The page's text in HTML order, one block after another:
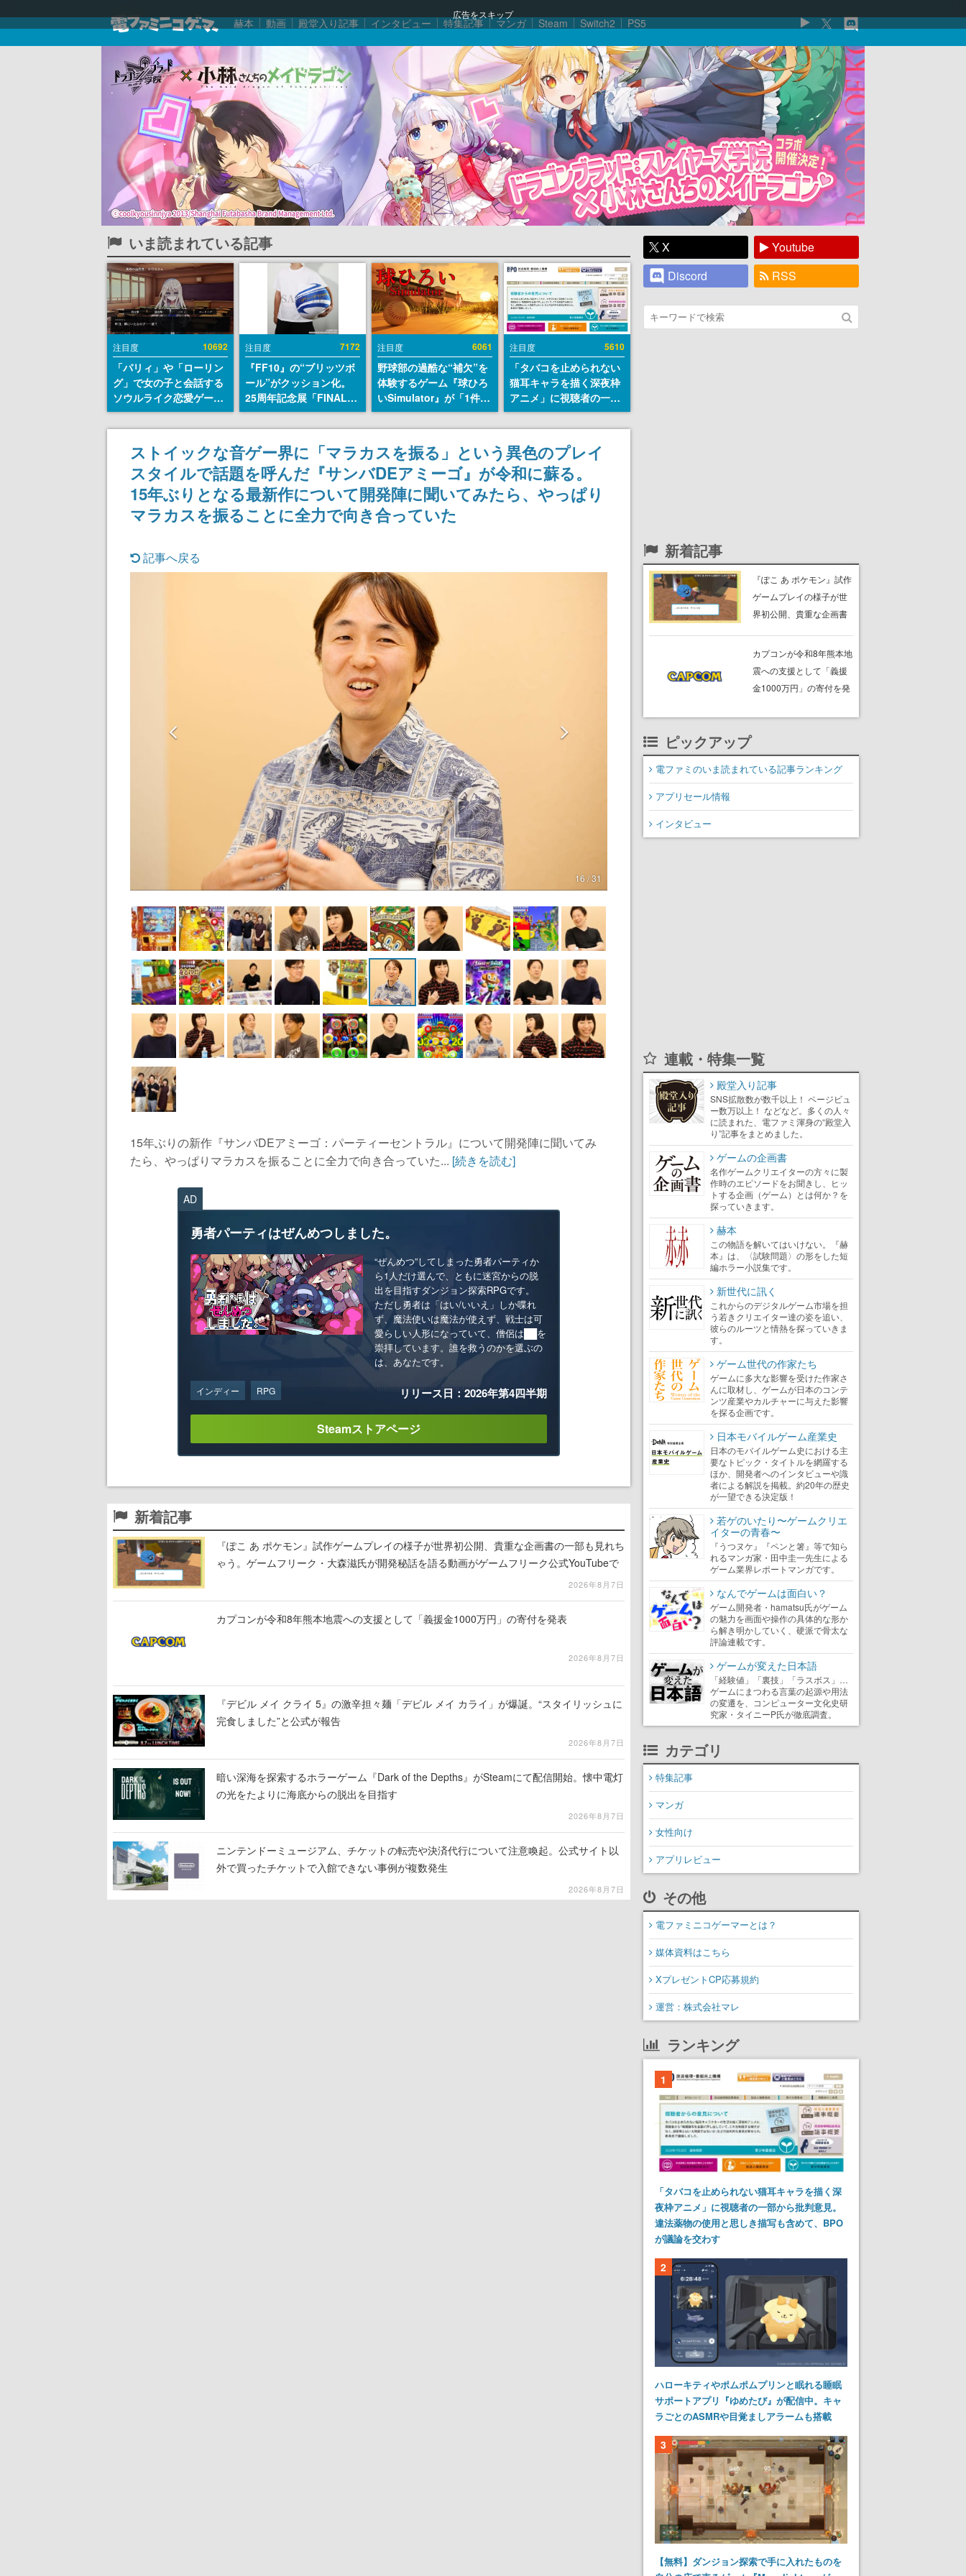
広告をスキップ
赫本 動画 殿堂入り記事 インタビュー 特集記事 マンガ Steam Switch2 PS5
いま読まれている記事
注目度 10692
「パリィ」や「ローリン
グ」で女の子と会話する
ソウルライク恋愛ゲーム
『小早川さんはソウルラ
イク』無料公開。返事に
失敗すると「YOU
DIED」
注目度 7172
『FF10』の“ブリッツボ
ール”がクッション化。
25周年記念展「FINAL
FANTASY X MUSEUM-
幻光の記憶-」のグッズ情
報が一部公開
注目度 6061
野球部の過酷な“補欠”を
体験するゲーム『球ひろ
いSimulator』が「1件」
のウィッシュリストをも
とにチェコ語に対応し
SNSで話題に。『キング
ダム・カム』開発元やチ
ェコのプロ野球選手から
称賛の声
注目度 5610
「タバコを止められない
猫耳キャラを描く深夜枠
アニメ」に視聴者の一部
から批判意見。違法薬物
の使用と思しき描写も含
めて、BPOが議論を交わ
す
ストイックな音ゲー界に「マラカスを振る」という異色のプレイ
スタイルで話題を呼んだ『サンバDEアミーゴ』が令和に蘇る。
15年ぶりとなる最新作について開発陣に聞いてみたら、やっぱり
マラカスを振ることに全力で向き合っていた
記事へ戻る
16 / 31
15年ぶりの新作『サンバDEアミーゴ：パーティーセントラル』について開発陣に聞いてみ
たら、やっぱりマラカスを振ることに全力で向き合っていた... [続きを読む]
AD
勇者パーティはぜんめつしました。
“ぜんめつ”してしまった勇者パーティか
ら1人だけ選んで、ともに迷宮からの脱
出を目指すダンジョン探索RPGです。
ただし勇者は「はい/いいえ」しか喋れ
ず、魔法使いは魔法が使えず、戦士は可
愛らしい人形になっていて、僧侶は██を
崇拝しています。誰を救うのかを選ぶの
は、あなたです。
インディー RPG リリース日：2026年第4四半期
Steamストアページ
新着記事
『ぽこ あ ポケモン』試作ゲームプレイの様子が世界初公開、貴重な企画書の一部も見れち
ゃう。ゲームフリーク・大森滋氏が開発秘話を語る動画がゲームフリーク公式YouTubeで
2026年8月7日
カプコンが令和8年熊本地震への支援として「義援金1000万円」の寄付を発表
2026年8月7日
『デビル メイ クライ 5』の激辛担々麺「デビル メイ カライ」が爆誕。“スタイリッシュに
完食しました”と公式が報告
2026年8月7日
暗い深海を探索するホラーゲーム『Dark of the Depths』がSteamにて配信開始。懐中電灯
の光をたよりに海底からの脱出を目指す
2026年8月7日
ニンテンドーミュージアム、チケットの転売や決済代行について注意喚起。公式サイト以
外で買ったチケットで入館できない事例が複数発生
2026年8月7日
X
Youtube
Discord
RSS
新着記事
『ぽこ あ ポケモン』試作
ゲームプレイの様子が世
界初公開、貴重な企画書
ームフリーク・大森滋氏
が開発秘話を語る動画が
ゲームフリーク公式
カプコンが令和8年熊本地
震への支援として「義援
金1000万円」の寄付を発
ピックアップ
電ファミのいま読まれている記事ランキング
アプリセール情報
インタビュー
連載・特集一覧
殿堂入り記事
SNS拡散数が数千以上！ ページビュ
ー数万以上！ などなど。多くの人々
に読まれた、電ファミ渾身の“殿堂入
り”記事をまとめました。
ゲームの企画書
名作ゲームクリエイターの方々に製
作時のエピソードをお聞きし、ヒッ
トする企画（ゲーム）とは何か？を
探っていきます。
赫本
この物語を解いてはいけない。『赫
本』は、〈試験問題〉の形をした短
編ホラー小説集です。
新世代に訊く
これからのデジタルゲーム市場を担
う若きクリエイター達の姿を追い、
彼らのルーツと情熱を探っていきま
す。
ゲーム世代の作家たち
ゲームに多大な影響を受けた作家さ
んに取材し、ゲームが日本のコンテ
ンツ産業やカルチャーに与えた影響
を探る企画です。
日本モバイルゲーム産業史
日本のモバイルゲーム史における主
要なトピック・タイトルを網羅する
ほか、開発者へのインタビューや識
者による解説を掲載。約20年の歴史
が一望できる決定版！
若ゲのいたり〜ゲームクリエ
イターの青春〜
『うつヌケ』『ペンと箸』等で知ら
れるマンガ家・田中圭一先生による
ゲーム業界レポートマンガです。
なんでゲームは面白い？
ゲーム開発者・hamatsu氏がゲーム
の魅力を画面や操作の具体的な形か
ら解き明かしていく、硬派で骨太な
評論連載です。
ゲームが変えた日本語
「経験値」「裏技」「ラスボス」…
ゲームにまつわる言葉の起源や用法
の変遷を、コンピューター文化史研
究家・タイニーP氏が徹底調査。
カテゴリ
特集記事
マンガ
女性向け
アプリレビュー
その他
電ファミニコゲーマーとは？
媒体資料はこちら
XプレゼントCP応募規約
運営：株式会社マレ
ランキング
1
「タバコを止められない猫耳キャラを描く深
夜枠アニメ」に視聴者の一部から批判意見。
違法薬物の使用と思しき描写も含めて、BPO
が議論を交わす
2
ハローキティやポムポムプリンと眠れる睡眠
サポートアプリ『ゆめたび』が配信中。キャ
ラごとのASMRや目覚ましアラームも搭載
3
【無料】ダンジョン探索で手に入れたものを